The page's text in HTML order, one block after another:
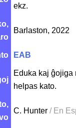
ekz.
Barlaston, 2022
EAB
Eduka kaj ĝojiga
helpas kato.
C. Hunter / En